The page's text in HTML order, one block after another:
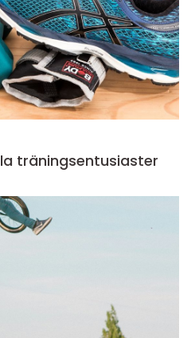
träningsentusiaster